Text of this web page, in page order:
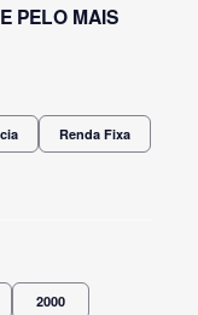
PELO MAIS
Renda Fixa
2000